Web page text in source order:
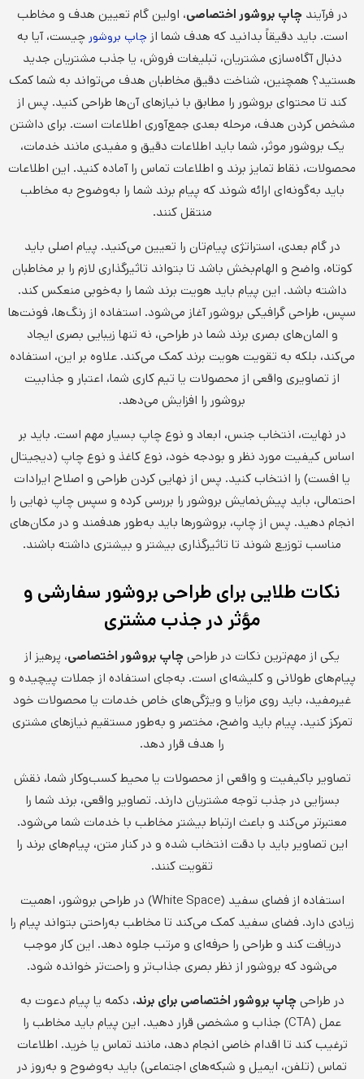
در فرآیندچاپ بروشور اختصاصی، اولین گام تعیین هدف و مخاطب
است. باید دقیقاً بدانید که هدف شما از چاپ بروشور چیست، آیا به
دنبال آگاه‌سازی مشتریان، تبلیغات فروش، یا جذب مشتریان جدید
هستید؟ همچنین، شناخت دقیق مخاطبان هدف می‌تواند به شما کمک
کند تا محتوای بروشور را مطابق با نیازهای آن‌ها طراحی کنید. پس از
مشخص کردن هدف، مرحله بعدی جمع‌آوری اطلاعات است. برای داشتن
یک بروشور موثر، شما باید اطلاعات دقیق و مفیدی مانند خدمات،
محصولات، نقاط تمایز برند و اطلاعات تماس را آماده کنید. این اطلاعات
باید به‌گونه‌ای ارائه شوند که پیام برند شما را به‌وضوح به مخاطب
منتقل کنند.
در گام بعدی، استراتژی پیام‌تان را تعیین می‌کنید. پیام اصلی باید
کوتاه، واضح و الهام‌بخش باشد تا بتواند تاثیرگذاری لازم را بر مخاطبان
داشته باشد. این پیام باید هویت برند شما را به‌خوبی منعکس کند.
سپس، طراحی گرافیکی بروشور آغاز می‌شود. استفاده از رنگ‌ها، فونت‌ها
و المان‌های بصری برند شما در طراحی، نه تنها زیبایی بصری ایجاد
می‌کند، بلکه به تقویت هویت برند کمک می‌کند. علاوه بر این، استفاده
از تصاویری واقعی از محصولات یا تیم کاری شما، اعتبار و جذابیت
بروشور را افزایش می‌دهد.
در نهایت، انتخاب جنس، ابعاد و نوع چاپ بسیار مهم است. باید بر
اساس کیفیت مورد نظر و بودجه خود، نوع کاغذ و نوع چاپ (دیجیتال
یا افست) را انتخاب کنید. پس از نهایی کردن طراحی و اصلاح ایرادات
احتمالی، باید پیش‌نمایش بروشور را بررسی کرده و سپس چاپ نهایی را
انجام دهید. پس از چاپ، بروشورها باید به‌طور هدفمند و در مکان‌های
مناسب توزیع شوند تا تاثیرگذاری بیشتر و بیشتری داشته باشند.
نکات طلایی برای طراحی بروشور سفارشی و
مؤثر در جذب مشتری
یکی از مهم‌ترین نکات در طراحیچاپ بروشور اختصاصی، پرهیز از
پیام‌های طولانی و کلیشه‌ای است. به‌جای استفاده از جملات پیچیده و
غیرمفید، باید روی مزایا و ویژگی‌های خاص خدمات یا محصولات خود
تمرکز کنید. پیام باید واضح، مختصر و به‌طور مستقیم نیازهای مشتری
را هدف قرار دهد.
تصاویر باکیفیت و واقعی از محصولات یا محیط کسب‌وکار شما، نقش
بسزایی در جذب توجه مشتریان دارند. تصاویر واقعی، برند شما را
معتبرتر می‌کند و باعث ارتباط بیشتر مخاطب با خدمات شما می‌شود.
این تصاویر باید با دقت انتخاب شده و در کنار متن، پیام‌های برند را
تقویت کنند.
استفاده از فضای سفید (White Space) در طراحی بروشور، اهمیت
زیادی دارد. فضای سفید کمک می‌کند تا مخاطب به‌راحتی بتواند پیام را
دریافت کند و طراحی را حرفه‌ای و مرتب جلوه دهد. این کار موجب
می‌شود که بروشور از نظر بصری جذاب‌تر و راحت‌تر خوانده شود.
در طراحیچاپ بروشور اختصاصی برای برند، دکمه یا پیام دعوت به
عمل (CTA) جذاب و مشخصی قرار دهید. این پیام باید مخاطب را
ترغیب کند تا اقدام خاصی انجام دهد، مانند تماس یا خرید. اطلاعات
تماس (تلفن، ایمیل و شبکه‌های اجتماعی) باید به‌وضوح و به‌روز در